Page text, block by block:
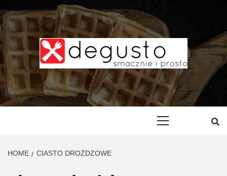
to
content
DEGUSTO –
PRZEPISY
SMACZNE I
HOME CIASTO DROŻDZOWE